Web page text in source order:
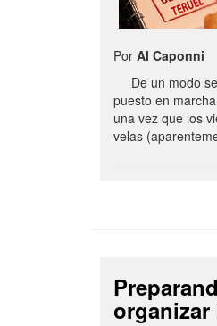
Por Al Caponni
De un modo
puesto en
una vez que los
velas
organizar